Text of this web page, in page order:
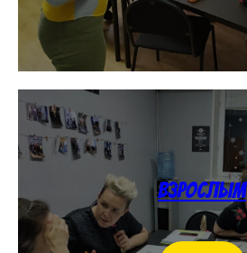
Взрослым